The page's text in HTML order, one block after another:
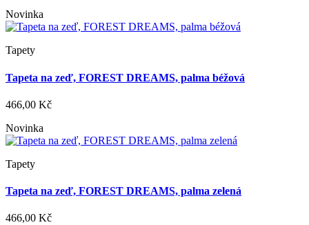
Novinka
Tapety
Tapeta na zeď, FOREST DREAMS, palma béžová
466,00 Kč
Novinka
Tapety
Tapeta na zeď, FOREST DREAMS, palma zelená
466,00 Kč